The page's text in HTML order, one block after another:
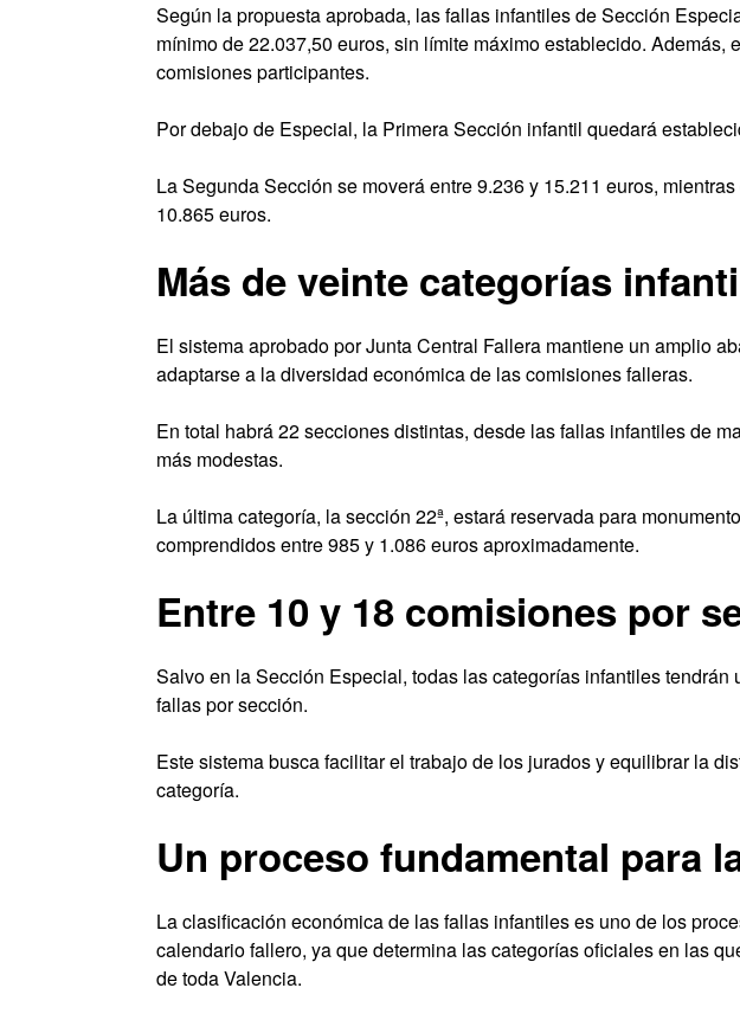
Según la propuesta aprobada, las fallas infantiles de Sección
mínimo de 22.037,50 euros, sin límite máximo establecido. Además,
comisiones participantes.
Por debajo de Especial, la Primera Sección infantil quedará
La Segunda Sección se moverá entre 9.236 y 15.211 euros,
10.865 euros.
Más de veinte categorías
El sistema aprobado por Junta Central Fallera mantiene un amplio
adaptarse a la diversidad económica de las comisiones falleras.
En total habrá 22 secciones distintas, desde las fallas infantiles de
más modestas.
La última categoría, la sección 22ª, estará reservada para
comprendidos entre 985 y 1.086 euros aproximadamente.
Entre 10 y 18 comisiones por
Salvo en la Sección Especial, todas las categorías infantiles tendrán
fallas por sección.
Este sistema busca facilitar el trabajo de los jurados y equilibrar la
categoría.
Un proceso fundamental para
La clasificación económica de las fallas infantiles es uno de los
calendario fallero, ya que determina las categorías oficiales en las
de toda Valencia.